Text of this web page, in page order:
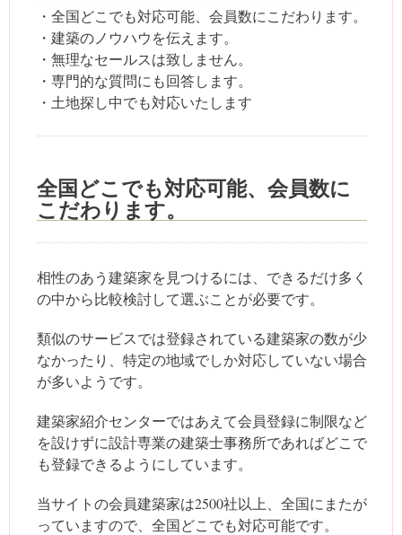
・全国どこでも対応可能、会員数にこだわります。
・建築のノウハウを伝えます。
・無理なセールスは致しません。
・専門的な質問にも回答します。
・土地探し中でも対応いたします
全国どこでも対応可能、会員数に
こだわります。
相性のあう建築家を見つけるには、できるだけ多く
の中から比較検討して選ぶことが必要です。
類似のサービスでは登録されている建築家の数が少
なかったり、特定の地域でしか対応していない場合
が多いようです。
建築家紹介センターではあえて会員登録に制限など
を設けずに設計専業の建築士事務所であればどこで
も登録できるようにしています。
当サイトの会員建築家は2500社以上、全国にまたが
っていますので、全国どこでも対応可能です。